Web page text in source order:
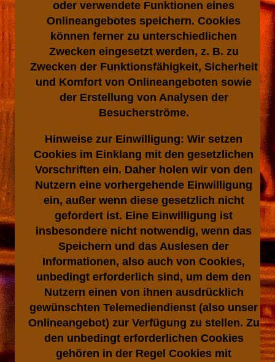
oder verwendete Funktionen eines
Onlineangebotes speichern. Cookies
können ferner zu unterschiedlichen
Zwecken eingesetzt werden, z. B. zu
Zwecken der Funktionsfähigkeit, Sicherheit
und Komfort von Onlineangeboten sowie
der Erstellung von Analysen der
Besucherströme.
Hinweise zur Einwilligung: Wir setzen
Cookies im Einklang mit den gesetzlichen
Vorschriften ein. Daher holen wir von den
Nutzern eine vorhergehende Einwilligung
ein, außer wenn diese gesetzlich nicht
gefordert ist. Eine Einwilligung ist
insbesondere nicht notwendig, wenn das
Speichern und das Auslesen der
Informationen, also auch von Cookies,
unbedingt erforderlich sind, um dem den
Nutzern einen von ihnen ausdrücklich
gewünschten Telemediendienst (also unser
Onlineangebot) zur Verfügung zu stellen. Zu
den unbedingt erforderlichen Cookies
gehören in der Regel Cookies mit